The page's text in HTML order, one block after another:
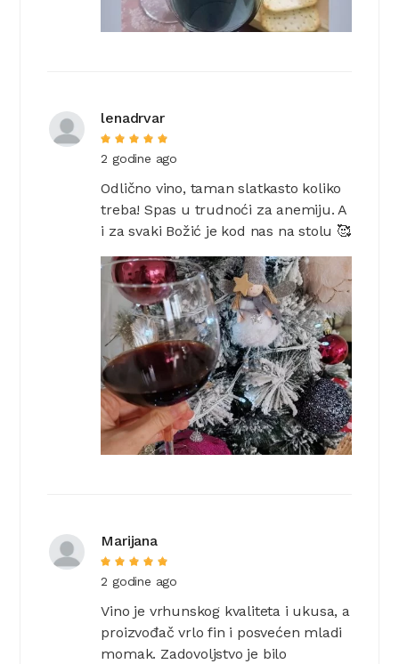
lenadrvar
2 godine ago
Odlično vino, taman slatkasto koliko
treba! Spas u trudnoći za anemiju. A
i za svaki Božić je kod nas na stolu 🥰
Marijana
2 godine ago
Vino je vrhunskog kvaliteta i ukusa, a
proizvođač vrlo fin i posvećen mladi
momak. Zadovoljstvo je bilo